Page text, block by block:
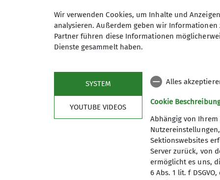
Ämter
Gruppe
Die Wandergruppe 2 wandert
Beisammensein und
Gäste sind zu den
Wir verwenden Cookies, um Inhalte und
analysieren. Außerdem geben wir
Partner führen diese Informationen
Dienste gesammelt haben.
SYSTEM
YOUTUBE VIDEOS
Alles
Cookie
Abhängig von
Sektionswebsites
Server zurück, von
ermöglicht es uns,
6 Abs. 1 lit. f